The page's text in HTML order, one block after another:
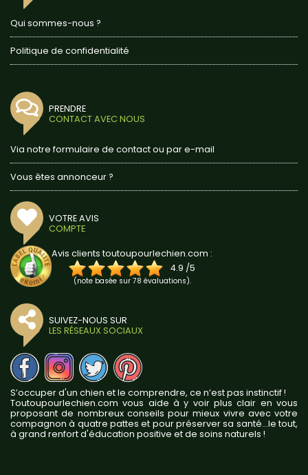
Qui sommes-nous ?
Politique de confidentialité
PRENDRE
CONTACT AVEC NOUS
Via notre formulaire de contact ou par e-mail
Vous êtes annonceur ?
VOTRE AVIS
COMPTE
Avis clients toutoupourlechien.com :
4.9 /5
(note basée sur 78 évaluations).
SUIVEZ-NOUS SUR
LES RÉSEAUX SOCIAUX
S’occuper d'un chien et le comprendre, ce n’est pas instinctif !
Toutoupourlechien.com vous aide à y voir plus clair en vous
proposant de nombreux conseils pour mieux vivre avec votre
compagnon à quatre pattes et pour préserver sa santé...le tout,
à grand renfort d'éducation positive et de soins naturels !